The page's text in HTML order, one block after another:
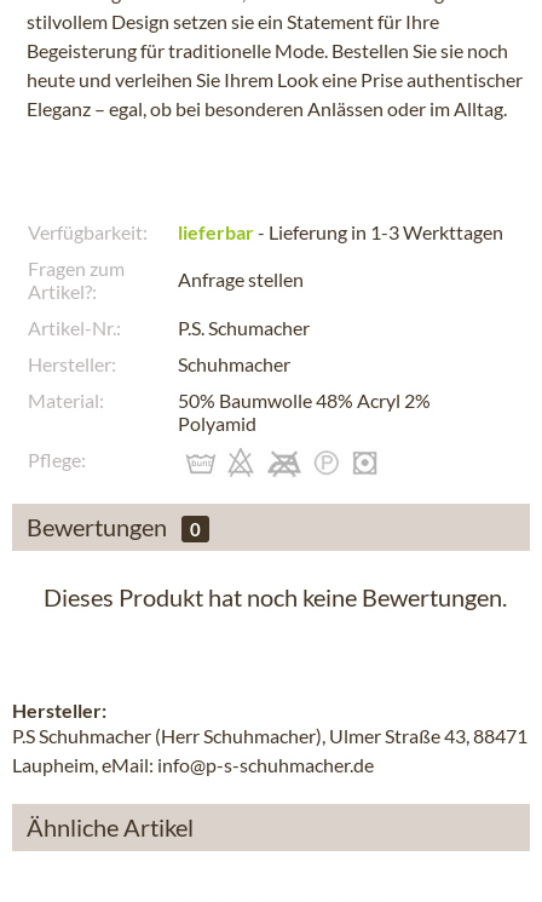
stilvollem Design setzen sie ein Statement für Ihre
Begeisterung für traditionelle Mode. Bestellen Sie sie noch
heute und verleihen Sie Ihrem Look eine Prise authentischer
Eleganz – egal, ob bei besonderen Anlässen oder im Alltag.
Verfügbarkeit: lieferbar- Lieferung in 1-3 Werkttagen
Fragen zum
Artikel?:
Anfrage stellen
Artikel-Nr.:
P.S. Schumacher
Hersteller:
Schuhmacher
Material:
50% Baumwolle 48% Acryl 2%
Polyamid
Pflege:
Bewertungen 0
Dieses Produkt hat noch keine Bewertungen.
Hersteller:
P.S Schuhmacher (Herr Schuhmacher), Ulmer Straße 43, 88471
Laupheim, eMail: info@p-s-schuhmacher.de
Ähnliche Artikel